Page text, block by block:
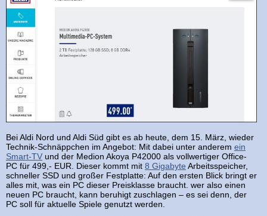
Bei Aldi Nord und Aldi Süd gibt es ab heute, dem 15. März, wieder
Technik-Schnäppchen im Angebot: Mit dabei unter anderem ein
Smart-TV und der Medion Akoya P42000 als vollwertiger Office-
PC für 499,- EUR. Dieser kommt mit 8 Gigabyte Arbeitsspeicher,
schneller SSD und großer Festplatte: Auf den ersten Blick bringt er
alles mit, was ein PC dieser Preisklasse braucht. wer also einen
neuen PC braucht, kann beruhigt zuschlagen – es sei denn, der
PC soll für aktuelle Spiele genutzt werden.